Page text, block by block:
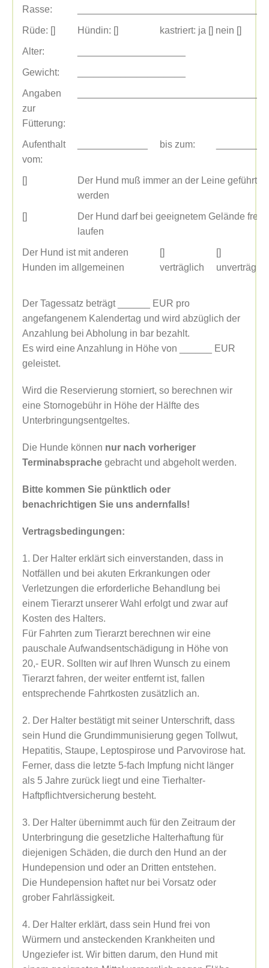
Rasse:
Rüde: [] Hündin: [] kastriert: ja [] nein []
Alter:
Gewicht:
Angaben
zur
Fütterung:
Aufenthalt
vom:
bis zum:
[]
Der Hund muß immer an der Leine geführt
werden
[]
Der Hund darf bei geeignetem Gelände frei
laufen
Der Hund ist mit anderen
Hunden im allgemeinen
[]
verträglich
[]
Der Tagessatz beträgt ______ EUR pro
angefangenem Kalendertag und wird abzüglich der
Anzahlung bei Abholung in bar bezahlt.
Es wird eine Anzahlung in Höhe von ______ EUR
geleistet.
Wird die Reservierung storniert, so berechnen wir
eine Stornogebühr in Höhe der Hälfte des
Unterbringungsentgeltes.
Die Hunde können nur nach vorheriger
Terminabsprache gebracht und abgeholt werden.
Bitte kommen Sie pünktlich oder
benachrichtigen Sie uns andernfalls!
Vertragsbedingungen:
1. Der Halter erklärt sich einverstanden, dass in
Notfällen und bei akuten Erkrankungen oder
Verletzungen die erforderliche Behandlung bei
einem Tierarzt unserer Wahl erfolgt und zwar auf
Kosten des Halters.
Für Fahrten zum Tierarzt berechnen wir eine
pauschale Aufwandsentschädigung in Höhe von
20,- EUR. Sollten wir auf Ihren Wunsch zu einem
Tierarzt fahren, der weiter entfernt ist, fallen
entsprechende Fahrtkosten zusätzlich an.
2. Der Halter bestätigt mit seiner Unterschrift, dass
sein Hund die Grundimmunisierung gegen Tollwut,
Hepatitis, Staupe, Leptospirose und Parvovirose hat.
Ferner, dass die letzte 5-fach Impfung nicht länger
als 5 Jahre zurück liegt und eine Tierhalter-
Haftpflichtversicherung besteht.
3. Der Halter übernimmt auch für den Zeitraum der
Unterbringung die gesetzliche Halterhaftung für
diejenigen Schäden, die durch den Hund an der
Hundepension und oder an Dritten entstehen.
Die Hundepension haftet nur bei Vorsatz oder
grober Fahrlässigkeit.
4. Der Halter erklärt, dass sein Hund frei von
Würmern und ansteckenden Krankheiten und
Ungeziefer ist. Wir bitten darum, den Hund mit